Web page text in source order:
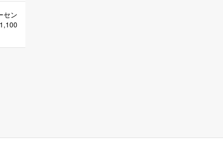
セン